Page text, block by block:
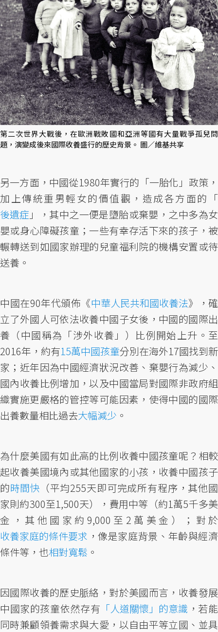
第二次世界大戰後，在歐洲戰敗國和亞洲等國有大量戰爭孤兒問
題，演變成後來國際收養盛行的歷史背景。 圖／維基共享
另一方面，中國從1980年實行的「一胎化」政策，
加上傳統重男輕女的價值觀，造成各方面的「
後遺症 」，其中之一便是墮胎或棄嬰，之中多為女
嬰或身心障礙孩童；一些有幸存活下來的孩子，被
輾轉送到如國家辦理的兒童福利院的機構安置或待
送養。
中國在90年代頒佈《中華人民共和國收養法》，確
立了外國人可依法收養中國子女後，中國的國際出
養（中國稱為「涉外收養」）比例開始上升。至
2016年，約有15萬中國孩童分別在海外17國找到新
家；近年因為中國經濟狀況改善、棄嬰行為減少、
國內收養比例增加，以及中國當局對國際非政府組
織實施更嚴格的管控等可能因素，使得中國的國際
出養數量相比過去大幅減少 。
為什麼美國有如此高的比例收養中國孩童呢？相較
起收養美國境內或其他國家的小孩，收養中國孩子
的時間快（平均255天即可完成所有程序，其他國
家則約300至1,500天），費用中等（約1萬5千多美
金，其他國家約9,000至2萬美金）；對於
收養家庭的條件要求 ，像是家庭背景、年齡與經濟
條件等，也相對寬鬆 。
因國際收養的歷史脈絡，對於美國而言，收養發展
中國家的孩童依然存有 「人道關懷」的意識 ，若能
同時兼顧領養需求與大愛，以自由平等立國、並具